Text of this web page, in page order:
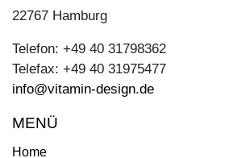
22767 Hamburg
Telefon: +49 40 31798362
Telefax: +49 40 31975477
info@vitamin-design.de
MENÜ
Home